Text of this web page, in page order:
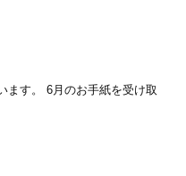
ます。 6月のお手紙を受け取